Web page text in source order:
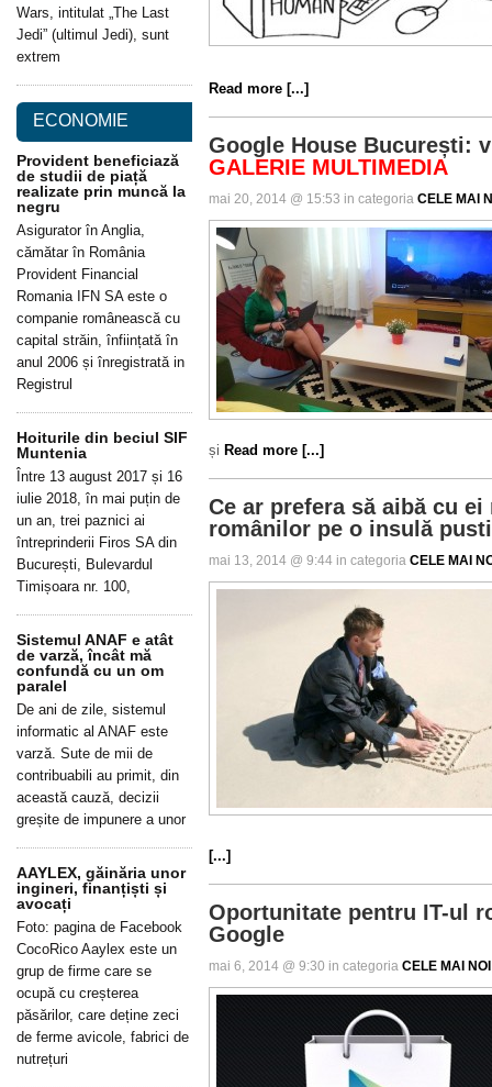
Read more [...]
Google House București:
GALERIE MULTIMEDIA
mai 20, 2014 @ 15:53 in categoria CELE MAI
și Read more [...]
Ce ar prefera să aibă cu
românilor pe o insulă
mai 13, 2014 @ 9:44 in categoria CELE MAI
[...]
Oportunitate pentru IT-ul
Google
mai 6, 2014 @ 9:30 in categoria CELE MAI
Wars, intitulat „The Last
Jedi” (ultimul Jedi), sunt
extrem
ECONOMIE
Provident beneficiază
de studii de piață
realizate prin muncă la
negru
Asigurator în Anglia,
cămătar în România
Provident Financial
Romania IFN SA este o
companie românească cu
capital străin, înființată în
anul 2006 și înregistrată in
Registrul
Hoiturile din beciul SIF
Muntenia
Între 13 august 2017 și 16
iulie 2018, în mai puțin de
un an, trei paznici ai
întreprinderii Firos SA din
București, Bulevardul
Timișoara nr. 100,
Sistemul ANAF e atât
de varză, încât mă
confundă cu un om
paralel
De ani de zile, sistemul
informatic al ANAF este
varză. Sute de mii de
contribuabili au primit, din
această cauză, decizii
greșite de impunere a unor
AAYLEX, găinăria unor
ingineri, finanțiști și
avocați
Foto: pagina de Facebook
CocoRico Aaylex este un
grup de firme care se
ocupă cu creșterea
păsărilor, care deține zeci
de ferme avicole, fabrici de
nutrețuri